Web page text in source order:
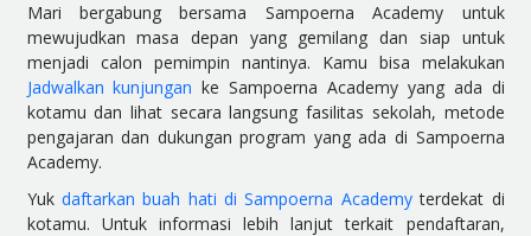
Mari bergabung bersama Sampoerna Academy untuk
mewujudkan masa depan yang gemilang dan siap untuk
menjadi calon pemimpin nantinya. Kamu bisa melakukan
Jadwalkan kunjungan ke Sampoerna Academy yang ada di
kotamu dan lihat secara langsung fasilitas sekolah, metode
pengajaran dan dukungan program yang ada di Sampoerna
Academy.
Yuk daftarkan buah hati di Sampoerna Academyterdekat di
kotamu. Untuk informasi lebih lanjut terkait pendaftaran,